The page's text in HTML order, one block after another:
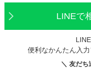
LINEで
便利なかんたん入
＼ 友だち